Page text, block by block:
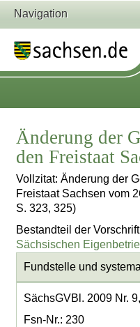
Navigation
Änderung der
den Freistaat
Vollzitat: Änderung der
Freistaat Sachsen vom
S. 323, 325)
Bestandteil der
Sächsischen
Fundstelle und
SächsGVBl. 2009 Nr.
Fsn-Nr.: 230